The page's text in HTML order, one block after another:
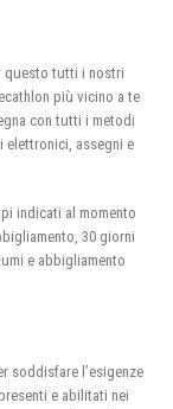
questo tutti i nostri
più vicino a te
con tutti i metodi
elettronici, assegni e
indicati al momento
30 giorni
e abbigliamento
soddisfare l’esigenze
e abilitati nei